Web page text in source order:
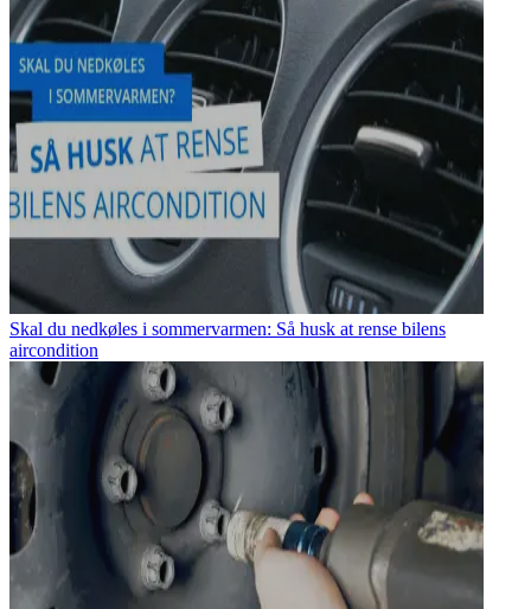
Skal du nedkøles i sommervarmen: Så husk at rense bilens
aircondition